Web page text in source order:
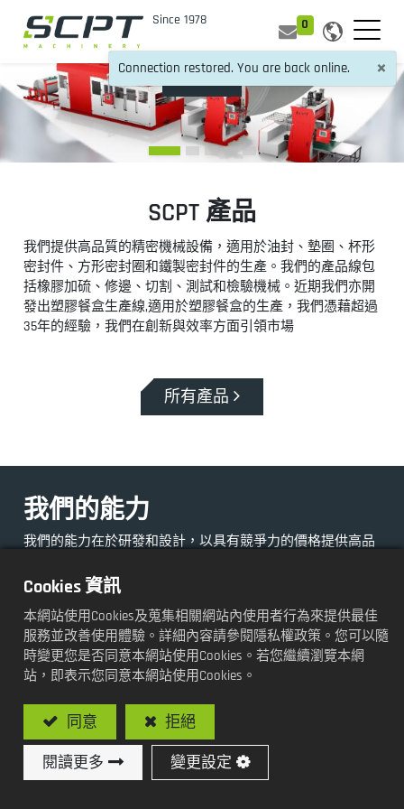
0
SCPT 產品
我們提供高品質的精密機械設備，適用於油封、墊圈、杯形
密封件、方形密封圈和鐵製密封件的生產。我們的產品線包
括橡膠加硫、修邊、切割、測試和檢驗機械。近期我們亦開
發出塑膠餐盒生產線,適用於塑膠餐盒的生產，我們憑藉超過
35年的經驗，我們在創新與效率方面引領市場
所有產品
我們的能力
我們的能力在於研發和設計，以具有競爭力的價格提供高品
研發與設計
Cookies 資訊
本網站使用Cookies及蒐集相關網站內使用者行為來提供最佳
服務並改善使用體驗。詳細內容請參閱隱私權政策。您可以隨
時變更您是否同意本網站使用Cookies。若您繼續瀏覽本網
站，即表示您同意本網站使用Cookies。
同意 拒絕
閱讀更多 變更設定
×
Connection restored. You are back online.